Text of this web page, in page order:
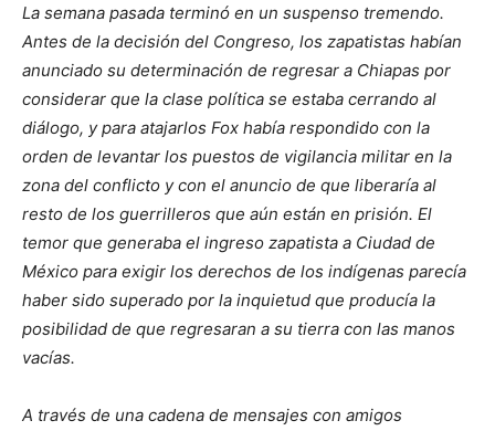
La semana pasada terminó en un suspenso tremendo.
Antes de la decisión del Congreso, los zapatistas habían
anunciado su determinación de regresar a Chiapas por
considerar que la clase política se estaba cerrando al
diálogo, y para atajarlos Fox había respondido con la
orden de levantar los puestos de vigilancia militar en la
zona del conflicto y con el anuncio de que liberaría al
resto de los guerrilleros que aún están en prisión. El
temor que generaba el ingreso zapatista a Ciudad de
México para exigir los derechos de los indígenas parecía
haber sido superado por la inquietud que producía la
posibilidad de que regresaran a su tierra con las manos
vacías.
A través de una cadena de mensajes con amigos